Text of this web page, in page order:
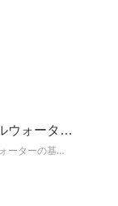
水・ミネラルウォーターの基礎知識
水・ミネラルウォーターの基本的な知識。水とミネラルウォーターに関するさまざまな事柄。